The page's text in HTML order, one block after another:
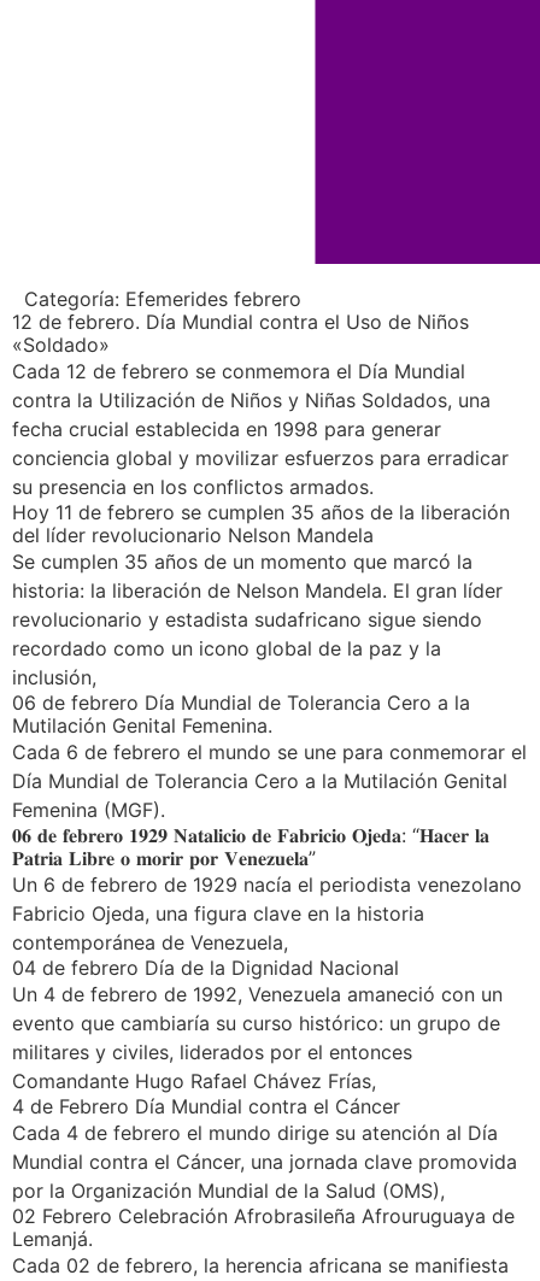
Categoría: Efemerides febrero
12 de febrero. Día Mundial contra el Uso de Niños
«Soldado»
Cada 12 de febrero se conmemora el Día Mundial
contra la Utilización de Niños y Niñas Soldados, una
fecha crucial establecida en 1998 para generar
conciencia global y movilizar esfuerzos para erradicar
su presencia en los conflictos armados.
Hoy 11 de febrero se cumplen 35 años de la liberación
del líder revolucionario Nelson Mandela
Se cumplen 35 años de un momento que marcó la
historia: la liberación de Nelson Mandela. El gran líder
revolucionario y estadista sudafricano sigue siendo
recordado como un icono global de la paz y la
inclusión,
06 de febrero Día Mundial de Tolerancia Cero a la
Mutilación Genital Femenina.
Cada 6 de febrero el mundo se une para conmemorar el
Día Mundial de Tolerancia Cero a la Mutilación Genital
Femenina (MGF).
𝟎𝟔 𝐝𝐞 𝐟𝐞𝐛𝐫𝐞𝐫𝐨 𝟏𝟗𝟐𝟗 𝐍𝐚𝐭𝐚𝐥𝐢𝐜𝐢𝐨 𝐝𝐞 𝐅𝐚𝐛𝐫𝐢𝐜𝐢𝐨 𝐎𝐣𝐞𝐝𝐚: “𝐇𝐚𝐜𝐞𝐫 𝐥𝐚
𝐏𝐚𝐭𝐫𝐢𝐚 𝐋𝐢𝐛𝐫𝐞 𝐨 𝐦𝐨𝐫𝐢𝐫 𝐩𝐨𝐫 𝐕𝐞𝐧𝐞𝐳𝐮𝐞𝐥𝐚”
Un 6 de febrero de 1929 nacía el periodista venezolano
Fabricio Ojeda, una figura clave en la historia
contemporánea de Venezuela,
04 de febrero Día de la Dignidad Nacional
Un 4 de febrero de 1992, Venezuela amaneció con un
evento que cambiaría su curso histórico: un grupo de
militares y civiles, liderados por el entonces
Comandante Hugo Rafael Chávez Frías,
4 de Febrero Día Mundial contra el Cáncer
Cada 4 de febrero el mundo dirige su atención al Día
Mundial contra el Cáncer, una jornada clave promovida
por la Organización Mundial de la Salud (OMS),
02 Febrero Celebración Afrobrasileña Afrouruguaya de
Lemanjá.
Cada 02 de febrero, la herencia africana se manifiesta